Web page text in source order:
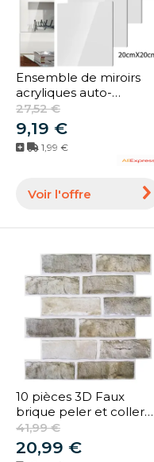
Ensemble de miroirs
acryliques auto-
adhésifs, carrelage de
2mm d'épaisseur,
Flexible, incassable,
autocollant mural carré,
27,52 €
9,19 €
1,99 €
Voir l'offre
10 pièces 3D Faux
brique peler et coller
panneau mural ferme
auto-adhésif carrelage
autocollant moule
41,99 €
20,99 €